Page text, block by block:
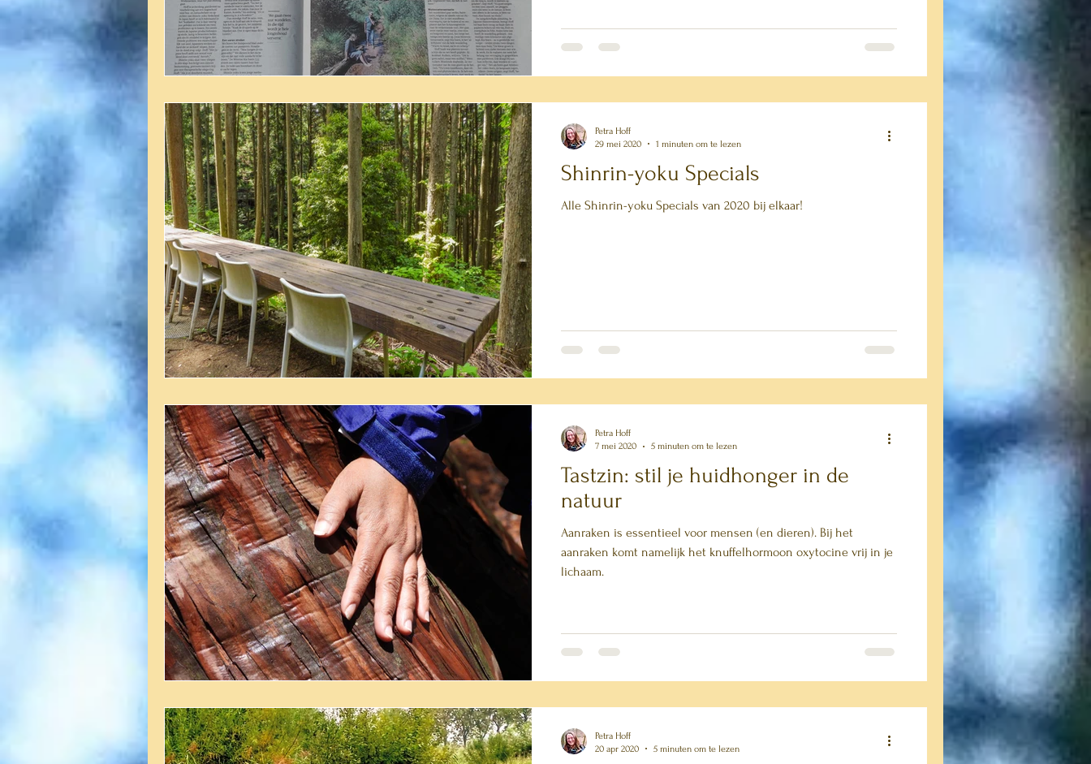
Shinrin-yoku Specials
Alle Shinrin-yoku Specials van 2020 bij elkaar!
Petra Hoff
29 mei 2020
1 minuten om te lezen
Tastzin: stil je huidhonger in de
natuur
Aanraken is essentieel voor mensen (en dieren). Bij het
aanraken komt namelijk het knuffelhormoon oxytocine vrij in je
lichaam.
Petra Hoff
7 mei 2020
5 minuten om te lezen
Petra Hoff
20 apr 2020
5 minuten om te lezen